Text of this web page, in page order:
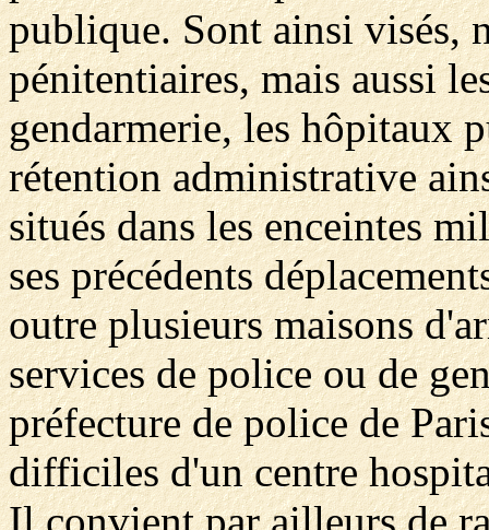
publique. Sont ainsi visés,
pénitentiaires, mais aussi
gendarmerie, les hôpitaux
rétention administrative
situés dans les enceintes
ses précédents
outre plusieurs maisons
services de police ou de
préfecture de police de
difficiles d'un centre